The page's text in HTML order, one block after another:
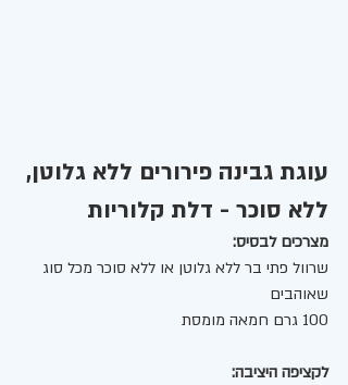
עוגת גבינה פירורים ללא גלוטן,
ללא סוכר - דלת קלוריות
מצרכים לבסיס:
שרוול פתי בר ללא גלוטן או ללא סוכר מכל סוג
שאוהבים
100 גרם חמאה מומסת
לקציפה היציבה: